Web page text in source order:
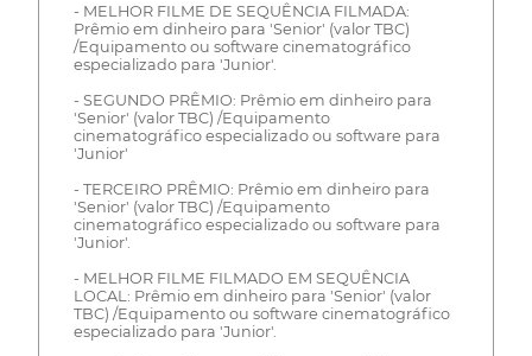
- MELHOR FILME DE SEQUÊNCIA FILMADA:
Prêmio em dinheiro para 'Senior' (valor TBC)
/Equipamento ou software cinematográfico
especializado para 'Junior'.
- SEGUNDO PRÊMIO: Prêmio em dinheiro para
'Senior' (valor TBC) /Equipamento
cinematográfico especializado ou software para
'Junior'
- TERCEIRO PRÊMIO: Prêmio em dinheiro para
'Senior' (valor TBC) /Equipamento
cinematográfico especializado ou software para
'Junior'.
- MELHOR FILME FILMADO EM SEQUÊNCIA
LOCAL: Prêmio em dinheiro para 'Senior' (valor
TBC) /Equipamento ou software cinematográfico
especializado para 'Junior'.